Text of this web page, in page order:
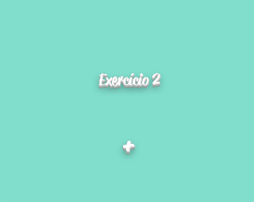
Exercício 2
+